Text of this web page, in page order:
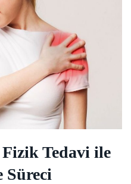
Tedavi ile
Süreci